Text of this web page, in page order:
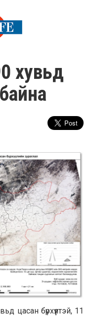
хувьд
байна
цасан бүрхүүлтэй, 11